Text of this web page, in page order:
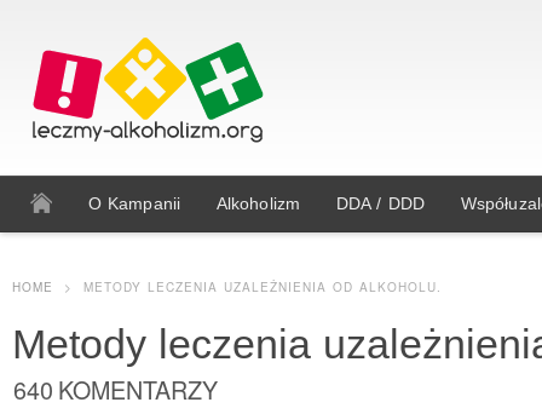
O Kampanii Alkoholizm DDA / DDD
HOME > METODY LECZENIA UZALEŻNIENIA OD ALKOHOLU.
Metody leczenia
640 KOMENTARZY